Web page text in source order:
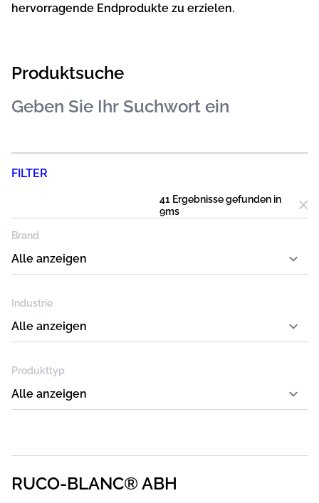
hervorragende Endprodukte zu erzielen.
Produktsuche
FILTER
41 Ergebnissegefunden in
9ms
Brand
Industrie
Produkttyp
RUCO-BLANC® ABH